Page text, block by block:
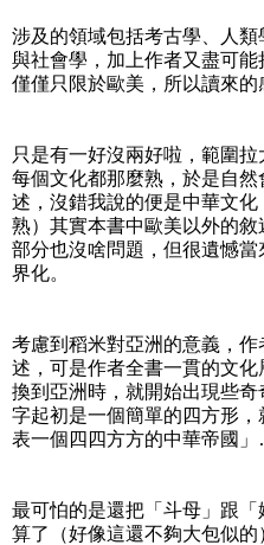
涉及的領域包括考古學、人
與社會學，加上作者又盡可
僅僅只限於歐美，所以讀來的
只是有一好沒兩好啦，範圍
每個文化都那麼熟，於是自
述，沒錯我說的便是中華文
熟）其實本書中歐美以外的
部分也沒啥問題，但很遺憾
界化。
考慮到稻米對亞洲的意義，
述，可是作者全書一貫的文
換到亞洲時，就開始出現些
字起初是一個簡單的四方形
表一個四四方方的中華帝國
最可怕的是還把「斗母」跟
算了（好像這還不夠大包似